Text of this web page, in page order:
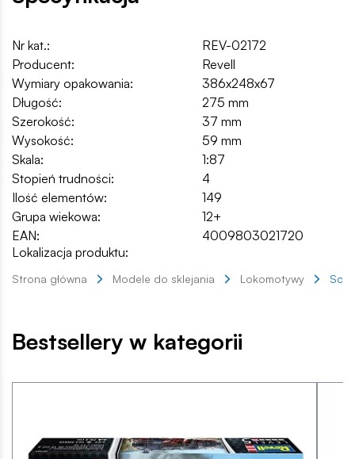
Nr kat.:
REV-02172
Producent:
Revell
Wymiary opakowania:
386x248x67
Długość:
275 mm
Szerokość:
37 mm
Wysokość:
59 mm
Skala:
1:87
Stopień trudności:
4
Ilość elementów:
149
Grupa wiekowa:
12+
EAN:
4009803021720
Lokalizacja produktu:
Strona główna Modele do sklejania Lokomotywy
Bestsellery w kategorii